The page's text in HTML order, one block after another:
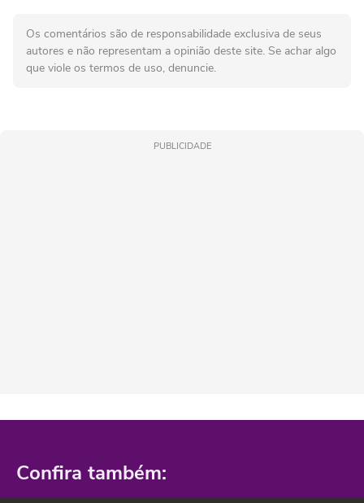
Os comentários são de responsabilidade exclusiva de seus
autores e não representam a opinião deste site. Se achar algo
que viole os termos de uso, denuncie.
PUBLICIDADE
Confira também: